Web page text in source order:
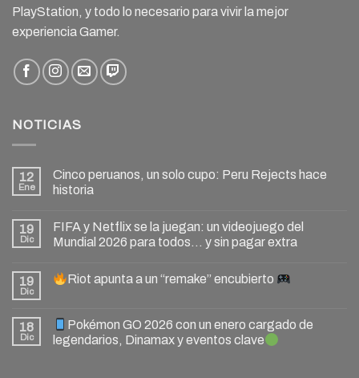
PlayStation, y todo lo necesario para vivir la mejor
experiencia Gamer.
NOTICIAS
12
Ene
Cinco peruanos, un solo cupo: Peru Rejects hace
historia
19
Dic
FIFA y Netflix se la juegan: un videojuego del
Mundial 2026 para todos… y sin pagar extra
19
Dic
Riot apunta a un “remake” encubierto
18
Dic
Pokémon GO 2026 con un enero cargado de
legendarios, Dinamax y eventos clave